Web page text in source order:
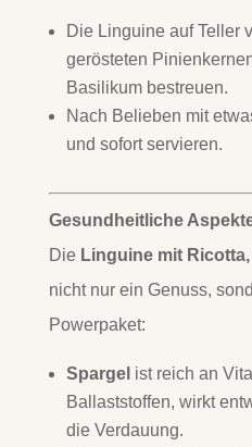
Die Linguine auf Teller
gerösteten
Basilikum bestreuen.
Nach Belieben mit
und sofort servieren.
Gesundheitliche
Die Linguine mit
nicht nur ein Genuss,
Powerpaket:
Spargel ist reich an
Ballaststoffen, wirkt
die Verdauung.